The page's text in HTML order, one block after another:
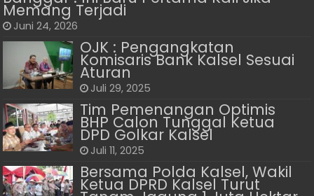
Memang Terjadi
Juni 24, 2026
OJK : Pengangkatan
Komisaris Bank Kalsel Sesuai
Aturan
Juli 29, 2025
Tim Pemenangan Optimis
BHP Calon Tunggal Ketua
DPD Golkar Kalsel
Juli 11, 2025
Bersama Polda Kalsel, Wakil
Ketua DPRD Kalsel Turut